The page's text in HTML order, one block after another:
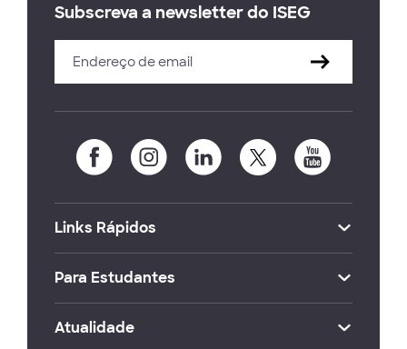
Subscreva a newsletter do ISEG
Links Rápidos
Para Estudantes
Atualidade